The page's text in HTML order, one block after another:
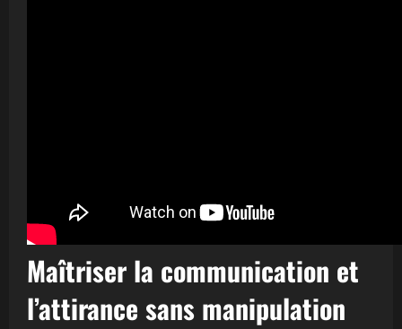
Maîtriser la communication et
l’attirance sans manipulation